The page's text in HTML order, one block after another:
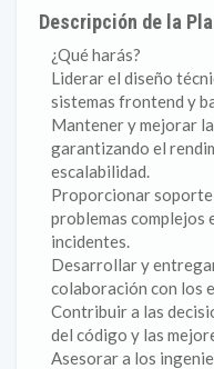
Descripción de la
¿Qué harás?
Liderar el diseño
sistemas frontend y
Mantener y mejorar
garantizando el
escalabilidad.
Proporcionar
problemas complejos
incidentes.
Desarrollar y
colaboración con los
Contribuir a las
del código y las
Asesorar a los